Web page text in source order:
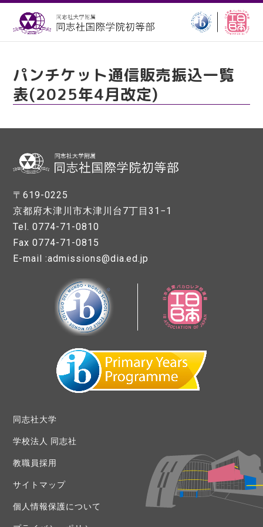
パンチケット通信販売振込一覧
表(2025年4月改定)
〒619-0225
京都府木津川市木津川台7丁目31−1
Tel. 0774-71-0810
Fax 0774-71-0815
E-mail :admissions@dia.ed.jp
同志社大学
学校法人 同志社
教職員採用
サイトマップ
個人情報保護について